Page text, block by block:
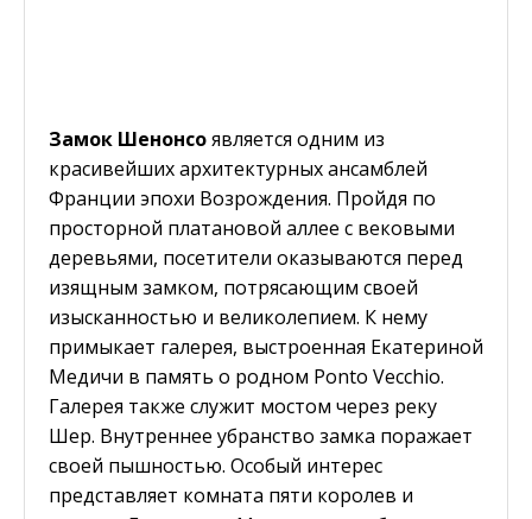
Замок Шенонсоявляется одним из
красивейших архитектурных ансамблей
Франции эпохи Возрождения. Пройдя по
просторной платановой аллее с вековыми
деревьями, посетители оказываются перед
изящным замком, потрясающим своей
изысканностью и великолепием. К нему
примыкает галерея, выстроенная Екатериной
Медичи в память о родном Ponto Vecchio.
Галерея также служит мостом через реку
Шер. Внутреннее убранство замка поражает
своей пышностью. Особый интерес
представляет комната пяти королев и